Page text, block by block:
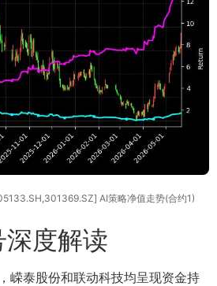
AI策略净值走势(合约1)
度解读
嵘泰股份和联动科技均呈现资金持